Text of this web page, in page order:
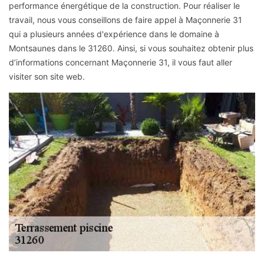
performance énergétique de la construction. Pour réaliser le
travail, nous vous conseillons de faire appel à Maçonnerie 31
qui a plusieurs années d'expérience dans le domaine à
Montsaunes dans le 31260. Ainsi, si vous souhaitez obtenir plus
d’informations concernant Maçonnerie 31, il vous faut aller
visiter son site web.